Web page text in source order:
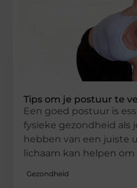
Tips om je postuur te
Een goed postuur is
fysieke gezondheid als
hebben van een juiste
lichaam kan helpen om
Gezondheid